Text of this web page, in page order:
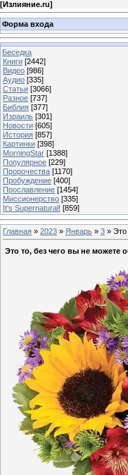
[Излияние.ru]
Форма входа
Беседка
Книги [2442]
Видео [986]
Аудио [335]
Статьи [3066]
Разное [737]
Библия [377]
Израиль [301]
Новости [605]
История [857]
Картинки [398]
MorningStar [1388]
Популярное [229]
Пророчества [1170]
Пробуждение [400]
Прославление [1454]
Миссионерство [335]
It's Supernatural! [859]
Главная » 2023 » Январь » 3 » Это
Это то, без чего вы не можете